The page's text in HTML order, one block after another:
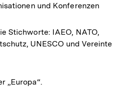
und Konferenzen
Stichworte: IAEO, NATO,
UNESCO und Vereinte
„Europa“.